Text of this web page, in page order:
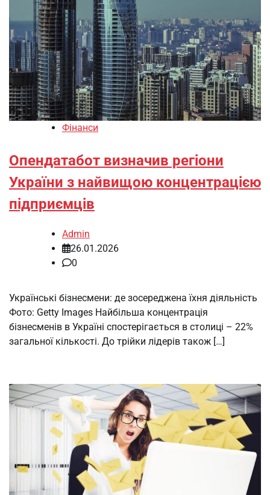
Фінанси
Опендатабот визначив регіони
України з найвищою концентрацією
підприємців
Admin
26.01.2026
0
Українські бізнесмени: де зосереджена їхня діяльність
Фото: Getty Images Найбільша концентрація
бізнесменів в Україні спостерігається в столиці – 22%
загальної кількості. До трійки лідерів також […]